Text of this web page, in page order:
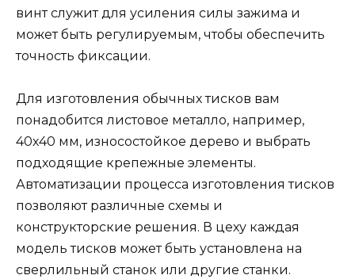
винт служит для усиления силы зажима и
может быть регулируемым, чтобы обеспечить
точность фиксации.
Для изготовления обычных тисков вам
понадобится листовое металло, например,
40х40 мм, износостойкое дерево и выбрать
подходящие крепежные элементы.
Автоматизации процесса изготовления тисков
позволяют различные схемы и
конструкторские решения. В цеху каждая
модель тисков может быть установлена на
сверлильный станок или другие станки.